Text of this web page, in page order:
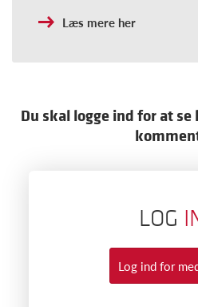
Læs mere her
Du skal logge ind for at
LOG
Log ind for